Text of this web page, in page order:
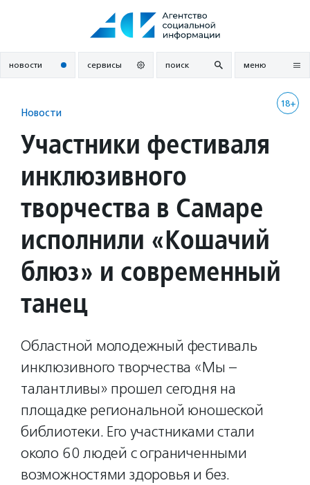
новости сервисы поиск меню
18+
Новости
Участники фестиваля
инклюзивного
творчества в Самаре
исполнили «Кошачий
блюз» и современный
танец
Областной молодежный фестиваль
инклюзивного творчества «Мы –
талантливы» прошел сегодня на
площадке региональной юношеской
библиотеки. Его участниками стали
около 60 людей с ограниченными
возможностями здоровья и без.